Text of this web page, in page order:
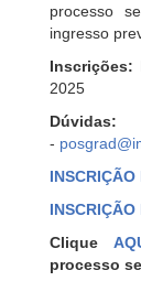
processo
ingresso
Inscrições:
2025
Dúvidas:
-
INSCRIÇÃO
Clique
processo